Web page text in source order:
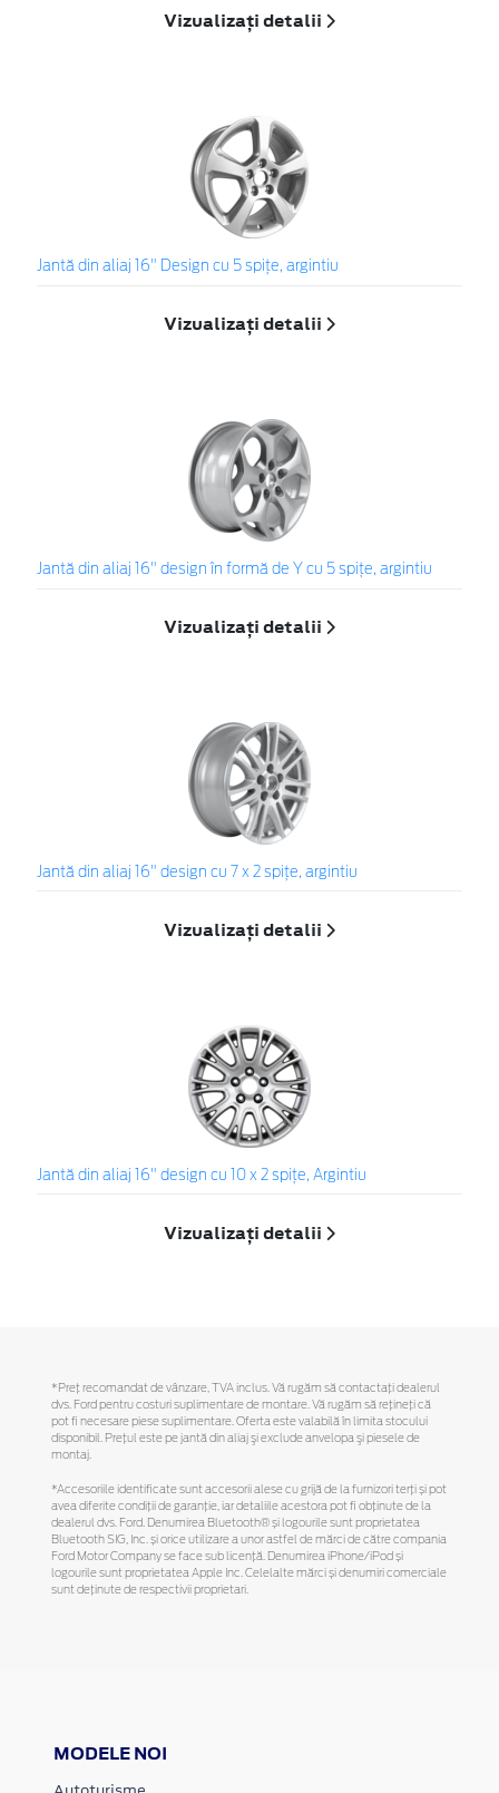
Vizualizați detalii
Jantă din aliaj 16" Design cu 5 spiţe, argintiu
Vizualizați detalii
Jantă din aliaj 16" design în formă de Y cu 5 spiţe, argintiu
Vizualizați detalii
Jantă din aliaj 16" design cu 7 x 2 spiţe, argintiu
Vizualizați detalii
Jantă din aliaj 16" design cu 10 x 2 spiţe, Argintiu
Vizualizați detalii
*Preţ recomandat de vânzare, TVA inclus. Vă rugăm să contactaţi dealerul
dvs. Ford pentru costuri suplimentare de montare. Vă rugăm să reţineţi că
pot fi necesare piese suplimentare. Oferta este valabilă în limita stocului
disponibil. Preţul este pe jantă din aliaj şi exclude anvelopa şi piesele de
montaj.
*Accesoriile identificate sunt accesorii alese cu grijă de la furnizori terți și pot
avea diferite condiții de garanție, iar detaliile acestora pot fi obținute de la
dealerul dvs. Ford. Denumirea Bluetooth® și logourile sunt proprietatea
Bluetooth SIG, Inc. și orice utilizare a unor astfel de mărci de către compania
Ford Motor Company se face sub licență. Denumirea iPhone/iPod și
logourile sunt proprietatea Apple Inc. Celelalte mărci și denumiri comerciale
sunt deținute de respectivii proprietari.
MODELE NOI